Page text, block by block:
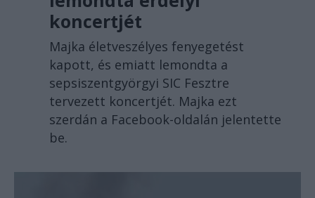
koncertjét
Majka életveszélyes fenyegetést
kapott, és emiatt lemondta a
sepsiszentgyörgyi SIC Fesztre
tervezett koncertjét. Majka ezt
szerdán a Facebook-oldalán jelentette
be.